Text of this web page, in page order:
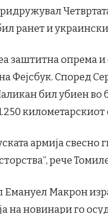
ранет и
заштитна опрема
Фејсбук. Според
бил убиен во
армија свесно
рече
Макрон
на новинари го